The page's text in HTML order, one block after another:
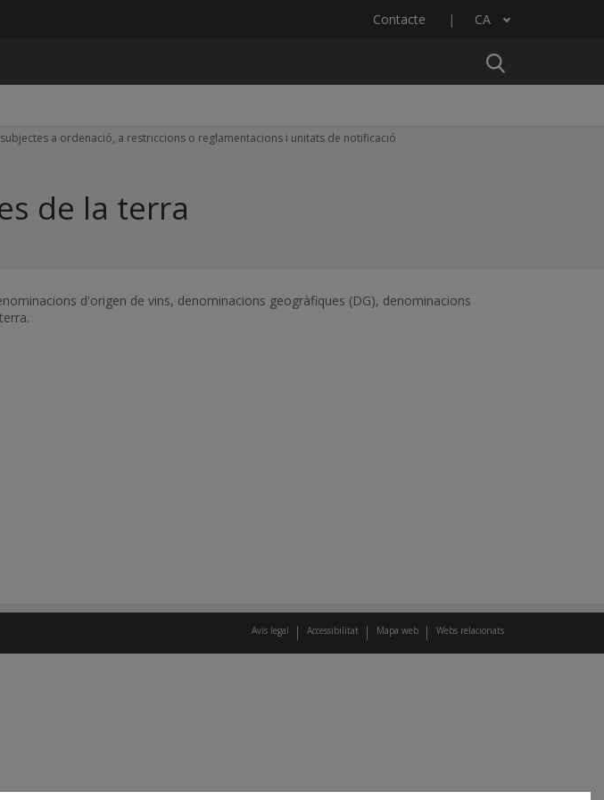
Contacte CA
Llista les accions addicionals
a ordenació, a restriccions o reglamentacions i unitats de notificació
de la terra
d'origen de vins, denominacions geogràfiques (DG), denominacions
Avís legal Accessibilitat Mapa web Webs relacionats